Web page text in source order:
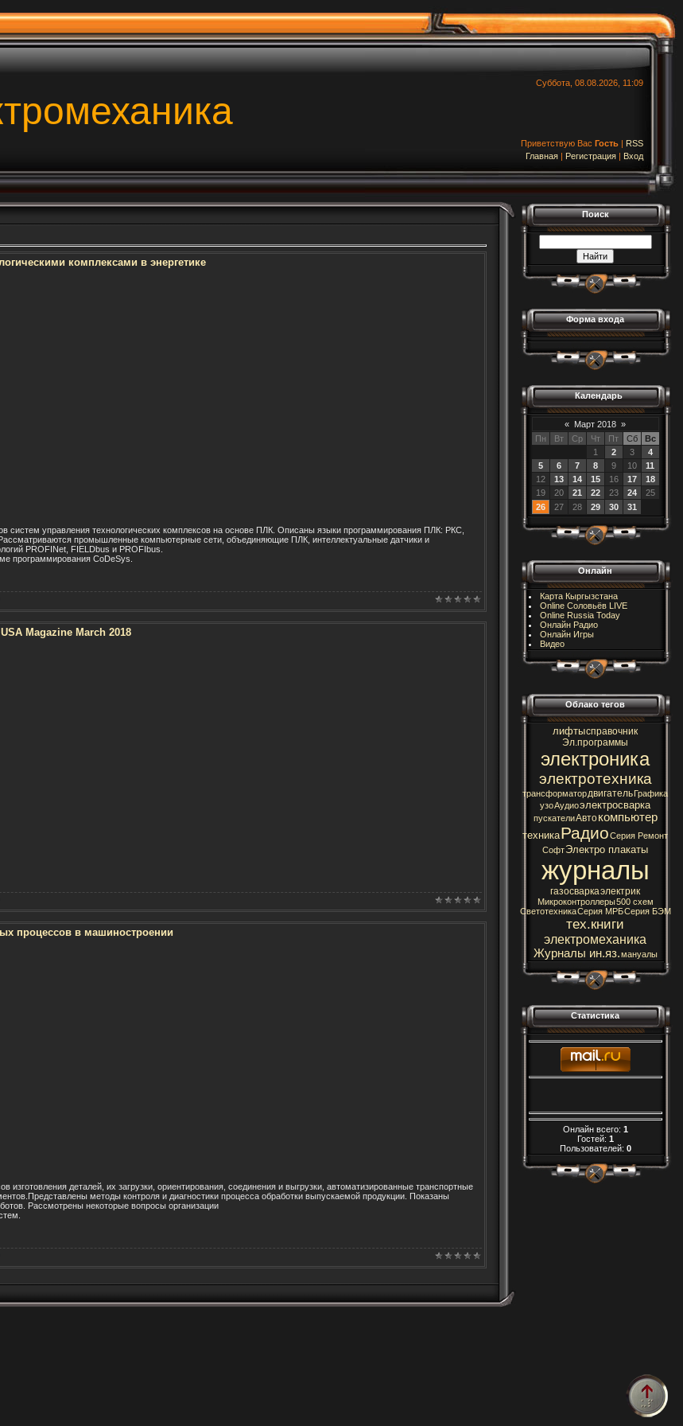
Суббота, 08.08.2026, 11:09
Приветствую Вас Гость | RSS
Главная | Регистрация | Вход
комплексами в энергетике
систем управления технологических комплексов на основе ПЛК. Описаны языки программирования ПЛК: РКС,
промышленные компьютерные сети, объединяющие ПЛК, интеллектуальные датчики и
PROFINet, FIELDbus и PROFIbus.
программирования CoDeSys.
Magazine March 2018
процессов в машиностроении
изготовления деталей, их загрузки, ориентирования, соединения и выгрузки, автоматизированные транспортные
методы контроля и диагностики процесса обработки выпускаемой продукции. Показаны
Рассмотрены некоторые вопросы организации
Поиск
Форма входа
Календарь
« Март 2018 »
Пн
Вт Ср Чт Пт Сб
Вс
1
2 3
4
5
6 7 8 9 10
11
12
13 14 15 16 17
18
19
20 21 22 23 24
25
26
27 28 29 30 31
Онлайн
Карта Кыргызстана
Online Соловьёв LIVE
Online Russia Today
Онлайн Радио
Онлайн Игры
Видео
Облако тегов
лифтысправочник
Эл.программы
электроника
электротехника
трансформатордвигательГрафика
узоАудиоэлектросварка
пускателиАвтокомпьютер
техникаРадиоСерия Ремонт
СофтЭлектро плакаты
журналы
газосваркаэлектрик
Микроконтроллеры500 схем
СветотехникаСерия МРБСерия БЭМ
тех.книги
электромеханика
Журналы ин.яз.мануалы
Статистика
Онлайн всего: 1
Гостей: 1
Пользователей: 0